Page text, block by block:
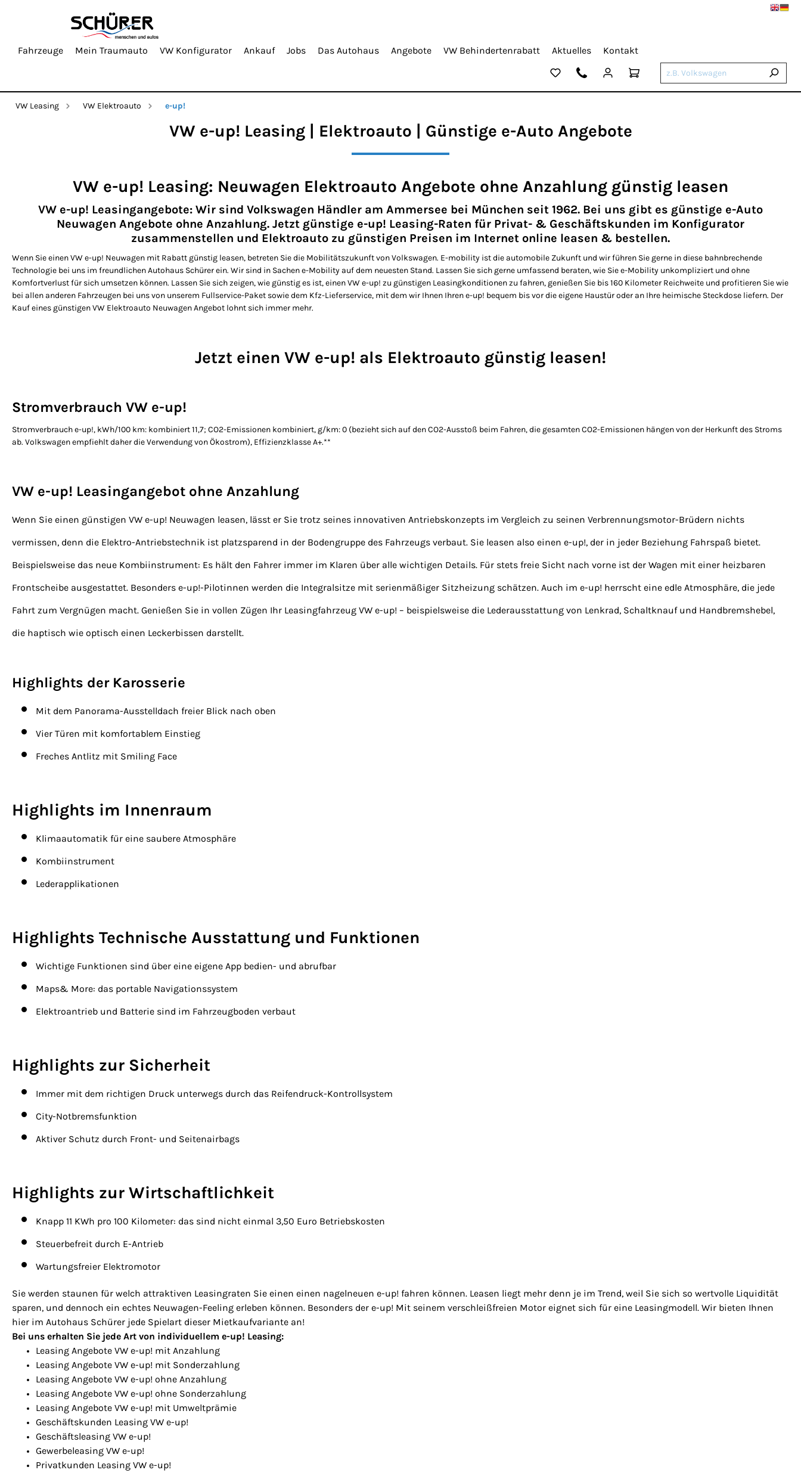
Fahrzeuge Mein Traumauto VW Konfigurator Ankauf Jobs Das Autohaus Angebote VW Behindertenrabatt Aktuelles Kontakt
VW Leasing VW Elektroauto e-up!
VW e-up! Leasing | Elektroauto | Günstige e-Auto Angebote
VW e-up! Leasing: Neuwagen Elektroauto Angebote ohne Anzahlung günstig leasen
VW e-up! Leasingangebote: Wir sind Volkswagen Händler am Ammersee bei München seit 1962. Bei uns gibt es günstige e-Auto
Neuwagen Angebote ohne Anzahlung. Jetzt günstige e-up! Leasing-Raten für Privat- & Geschäftskunden im Konfigurator
zusammenstellen und Elektroauto zu günstigen Preisen im Internet online leasen & bestellen.
Wenn Sie einen VW e-up! Neuwagen mit Rabatt günstig leasen, betreten Sie die Mobilitätszukunft von Volkswagen. E-mobility ist die automobile Zukunft und wir führen Sie gerne in diese bahnbrechende
Technologie bei uns im freundlichen Autohaus Schürer ein. Wir sind in Sachen e-Mobility auf dem neuesten Stand. Lassen Sie sich gerne umfassend beraten, wie Sie e-Mobility unkompliziert und ohne
Komfortverlust für sich umsetzen können. Lassen Sie sich zeigen, wie günstig es ist, einen VW e-up! zu günstigen Leasingkonditionen zu fahren, genießen Sie bis 160 Kilometer Reichweite und profitieren Sie wie
bei allen anderen Fahrzeugen bei uns von unserem Fullservice-Paket sowie dem Kfz-Lieferservice, mit dem wir Ihnen Ihren e-up! bequem bis vor die eigene Haustür oder an Ihre heimische Steckdose liefern. Der
Kauf eines günstigen VW Elektroauto Neuwagen Angebot lohnt sich immer mehr.
Jetzt einen VW e-up! als Elektroauto günstig leasen!
Stromverbrauch VW e-up!
Stromverbrauch e-up!, kWh/100 km: kombiniert 11,7; CO2-Emissionen kombiniert, g/km: 0 (bezieht sich auf den CO2-Ausstoß beim Fahren, die gesamten CO2-Emissionen hängen von der Herkunft des Stroms
ab. Volkswagen empfiehlt daher die Verwendung von Ökostrom), Effizienzklasse A+.**
VW e-up! Leasingangebot ohne Anzahlung
Wenn Sie einen günstigen VW e-up! Neuwagen leasen, lässt er Sie trotz seines innovativen Antriebskonzepts im Vergleich zu seinen Verbrennungsmotor-Brüdern nichts
vermissen, denn die Elektro-Antriebstechnik ist platzsparend in der Bodengruppe des Fahrzeugs verbaut. Sie leasen also einen e-up!, der in jeder Beziehung Fahrspaß bietet.
Beispielsweise das neue Kombiinstrument: Es hält den Fahrer immer im Klaren über alle wichtigen Details. Für stets freie Sicht nach vorne ist der Wagen mit einer heizbaren
Frontscheibe ausgestattet. Besonders e-up!-Pilotinnen werden die Integralsitze mit serienmäßiger Sitzheizung schätzen. Auch im e-up! herrscht eine edle Atmosphäre, die jede
Fahrt zum Vergnügen macht. Genießen Sie in vollen Zügen Ihr Leasingfahrzeug VW e-up! – beispielsweise die Lederausstattung von Lenkrad, Schaltknauf und Handbremshebel,
die haptisch wie optisch einen Leckerbissen darstellt.
Highlights der Karosserie
Mit dem Panorama-Ausstelldach freier Blick nach oben
Vier Türen mit komfortablem Einstieg
Freches Antlitz mit Smiling Face
Highlights im Innenraum
Klimaautomatik für eine saubere Atmosphäre
Kombiinstrument
Lederapplikationen
Highlights Technische Ausstattung und Funktionen
Wichtige Funktionen sind über eine eigene App bedien- und abrufbar
Maps& More: das portable Navigationssystem
Elektroantrieb und Batterie sind im Fahrzeugboden verbaut
Highlights zur Sicherheit
Immer mit dem richtigen Druck unterwegs durch das Reifendruck-Kontrollsystem
City-Notbremsfunktion
Aktiver Schutz durch Front- und Seitenairbags
Highlights zur Wirtschaftlichkeit
Knapp 11 KWh pro 100 Kilometer: das sind nicht einmal 3,50 Euro Betriebskosten
Steuerbefreit durch E-Antrieb
Wartungsfreier Elektromotor
Sie werden staunen für welch attraktiven Leasingraten Sie einen einen nagelneuen e-up! fahren können. Leasen liegt mehr denn je im Trend, weil Sie sich so wertvolle Liquidität
sparen, und dennoch ein echtes Neuwagen-Feeling erleben können. Besonders der e-up! Mit seinem verschleißfreien Motor eignet sich für eine Leasingmodell. Wir bieten Ihnen
hier im Autohaus Schürer jede Spielart dieser Mietkaufvariante an!
Bei uns erhalten Sie jede Art von individuellem e-up! Leasing:
Leasing Angebote VW e-up! mit Anzahlung
Leasing Angebote VW e-up! mit Sonderzahlung
Leasing Angebote VW e-up! ohne Anzahlung
Leasing Angebote VW e-up! ohne Sonderzahlung
Leasing Angebote VW e-up! mit Umweltprämie
Geschäftskunden Leasing VW e-up!
Geschäftsleasing VW e-up!
Gewerbeleasing VW e-up!
Privatkunden Leasing VW e-up!